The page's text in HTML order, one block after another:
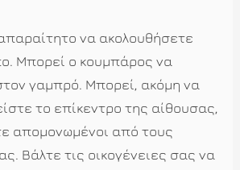
να ακολουθήσετε
Μπορεί ο κουμπάρος να
γαμπρό. Μπορεί, ακόμη να
το επίκεντρο της αίθουσας,
απομονωμένοι από τους
Βάλτε τις οικογένειες σας να